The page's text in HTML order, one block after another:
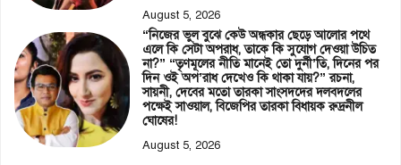
August 5, 2026
“নিজের ভুল বুঝে কেউ অন্ধকার ছেড়ে আলোর পথে
এলে কি সেটা অপরাধ, তাকে কি সুযোগ দেওয়া উচিত
না?” “তৃণমূলের নীতি মানেই তো দুর্নী’তি, দিনের পর
দিন ওই অপ’রাধ দেখেও কি থাকা যায়?” রচনা,
সায়নী, দেবের মতো তারকা সাংসদদের দলবদলের
পক্ষেই সাওয়াল, বিজেপির তারকা বিধায়ক রুদ্রনীল
ঘোষের!
August 5, 2026